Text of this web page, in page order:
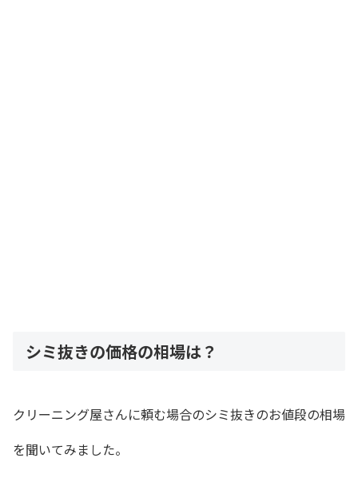
シミ抜きの価格の相場は？
クリーニング屋さんに頼む場合のシミ抜きのお値段の相場
を聞いてみました。